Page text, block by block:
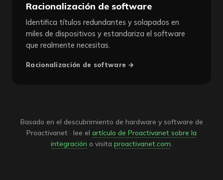
Racionalización de software
Identifica títulos redundantes y solapados en
miles de dispositivos y estandariza el software
que realmente necesitas.
Racionalización de software →
Basado en el descubrimiento de hardware y software de
Proactivanet · lee el artículo de Proactivanet sobre la
integración o visita proactivanet.com.